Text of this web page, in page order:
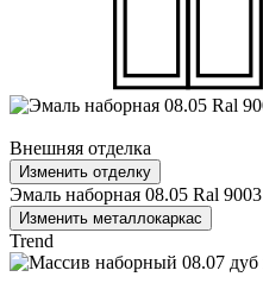
Внешняя отделка
Изменить отделку
Эмаль наборная 08.05 Ral 9003
Изменить металлокаркас
Trend